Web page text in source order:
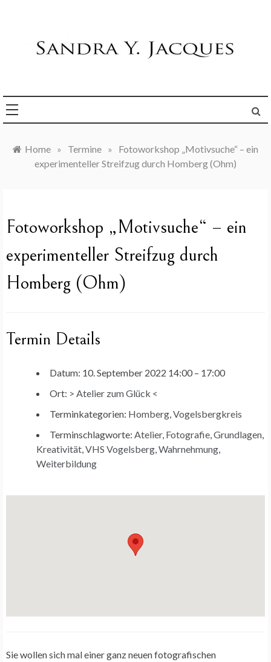
Home » Termine »
Fotoworkshop „Motivsuche“ – ein
experimenteller Streifzug durch Homberg (Ohm)
Fotoworkshop „Motivsuche“ – ein
experimenteller Streifzug durch
Homberg (Ohm)
Termin Details
Datum: 10. September 2022 14:00 – 17:00
Ort: > Atelier zum Glück <
Terminkategorien: Homberg Vogelsbergkreis
Terminschlagworte: Atelier, Fotografie Grundlagen
Kreativität VHS Vogelsberg Wahrnehmung
Weiterbildung
Sie wollen sich mal einer ganz neuen fotografischen